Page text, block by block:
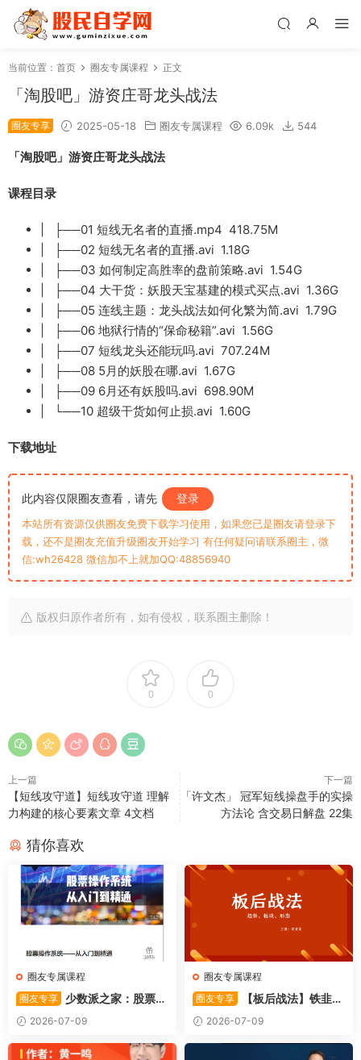
当前位置： 首页 圈友专属课程 正文
「淘股吧」游资庄哥龙头战法
圈友专享 2025-05-18 圈友专属课程 6.09k 544
「淘股吧」游资庄哥龙头战法
课程目录
| ├──01 短线无名者的直播.mp4 418.75M
| ├──02 短线无名者的直播.avi 1.18G
| ├──03 如何制定高胜率的盘前策略.avi 1.54G
| ├──04 大干货：妖股天宝基建的模式买点.avi 1.36G
| ├──05 连线主题：龙头战法如何化繁为简.avi 1.79G
| ├──06 地狱行情的“保命秘籍”.avi 1.56G
| ├──07 短线龙头还能玩吗.avi 707.24M
| ├──08 5月的妖股在哪.avi 1.67G
| ├──09 6月还有妖股吗.avi 698.90M
| └──10 超级干货如何止损.avi 1.60G
下载地址
此内容仅限圈友查看，请先 登录
本站所有资源仅供圈友免费下载学习使用，如果您已是圈友请登录下
载，还不是圈友充值升级圈友开始学习 有任何疑问请联系圈主，微
信:wh26428 微信加不上就加QQ:48856940
版权归原作者所有，如有侵权，联系圈主删除！
0 0
上一篇
【短线攻守道】短线攻守道 理解
力构建的核心要素文章 4文档
下一篇
「许文杰」 冠军短线操盘手的实操
方法论 含交易日解盘 22集
猜你喜欢
圈友专属课程
圈友专享
少数派之家：股票操
作系统—从入门到精通
2026-07-09
圈友专属课程
圈友专享
【板后战法】铁韭菜
板后强势战法
2026-07-09